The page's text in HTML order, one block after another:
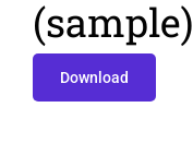
(sample)
Download